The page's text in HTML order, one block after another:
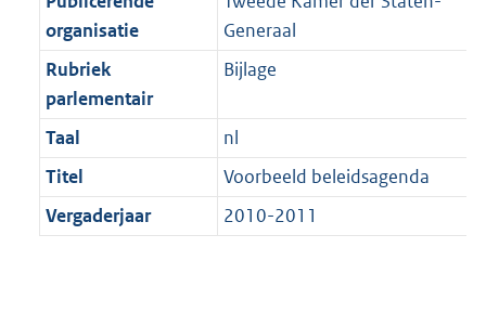
t
a
t
b
b
organisatie
Generaal
Rubriek
parlementair
Bijlage
Taal
nl
Titel
Voorbeeld beleidsagenda
Vergaderjaar
2010-2011